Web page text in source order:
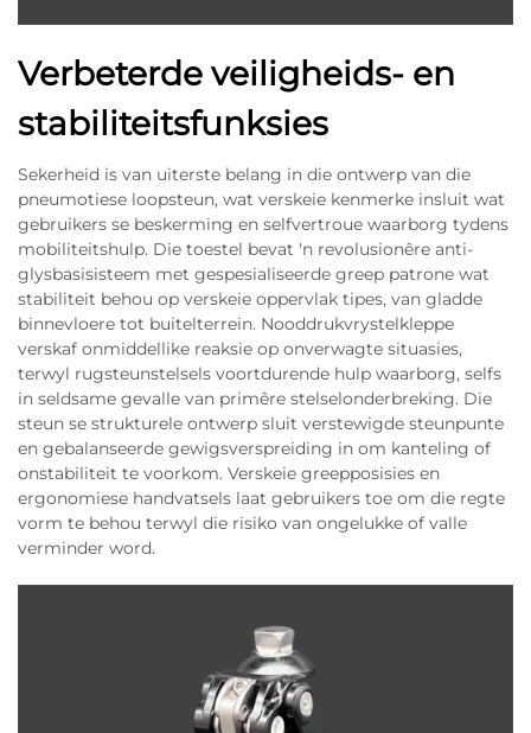
Verbeterde veiligheids- en
stabiliteitsfunksies
Sekerheid is van uiterste belang in die ontwerp van die
pneumotiese loopsteun, wat verskeie kenmerke insluit wat
gebruikers se beskerming en selfvertroue waarborg tydens
mobiliteitshulp. Die toestel bevat 'n revolusionêre anti-
glysbasisisteem met gespesialiseerde greep patrone wat
stabiliteit behou op verskeie oppervlak tipes, van gladde
binnevloere tot buitelterrein. Nooddrukvrystelkleppe
verskaf onmiddellike reaksie op onverwagte situasies,
terwyl rugsteunstelsels voortdurende hulp waarborg, selfs
in seldsame gevalle van primêre stelselonderbreking. Die
steun se strukturele ontwerp sluit verstewigde steunpunte
en gebalanseerde gewigsverspreiding in om kanteling of
onstabiliteit te voorkom. Verskeie greepposisies en
ergonomiese handvatsels laat gebruikers toe om die regte
vorm te behou terwyl die risiko van ongelukke of valle
verminder word.